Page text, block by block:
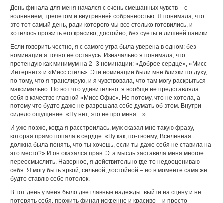
День финала для меня начался с очень смешанных чувств – с
волнением, трепетом и внутренней собранностью. Я понимала, что
это тот самый день, ради которого мы все столько готовились, и
хотелось прожить его красиво, достойно, без суеты и лишней паники.
Если говорить честно, я с самого утра была уверена в одном: без
номинации я точно не останусь. Изначально я понимала, что
претендую как минимум на 2–3 номинации: «Доброе сердце», «Мисс
Интернет» и «Мисс стиль». Эти номинации были мне близки по духу,
по тому, что я транслирую, и я чувствовала, что там могу раскрыться
максимально. Но вот что удивительно: я вообще не представляла
себя в качестве главной «Мисс Офис». Не потому, что не хотела, а
потому что будто даже не разрешала себе думать об этом. Внутри
сидело ощущение: «Ну нет, это не про меня…».
И уже позже, когда я расстроилась, муж сказал мне такую фразу,
которая прямо попала в сердце: «Ну как, по-твоему, Вселенная
должна была понять, что ты хочешь, если ты даже себя не ставила на
это место?» И он оказался прав. Эта мысль заставила меня многое
переосмыслить. Наверное, я действительно где-то недооцениваю
себя. Я могу быть яркой, сильной, достойной – но в моменте сама же
будто ставлю себе потолок.
В тот день у меня было две главные надежды: выйти на сцену и не
потерять себя, прожить финал искренне и красиво – и просто